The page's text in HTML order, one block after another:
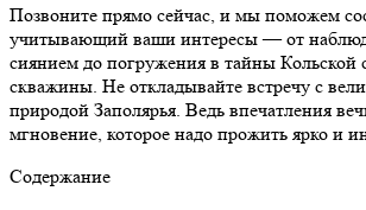
Позвоните прямо сейчас, и мы поможем
учитывающий ваши интересы — от
сиянием до погружения в тайны Кольской
скважины. Не откладывайте встречу с
природой Заполярья. Ведь впечатления
мгновение, которое надо прожить ярко и
Содержание